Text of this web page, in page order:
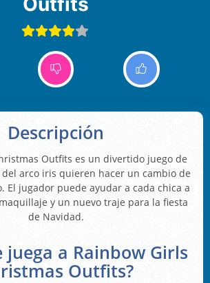
Descripción
Outfits es un divertido juego de
del arco iris quieren hacer un cambio de
El jugador puede ayudar a cada chica a
y un nuevo traje para la fiesta
de Navidad.
juega a Rainbow Girls
Outfits?